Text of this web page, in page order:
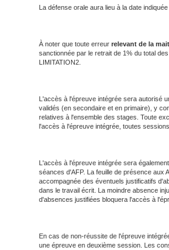
La défense orale aura lieu à la date
À noter que toute erreur relevant de la
sanctionnée par le retrait de 1% du total
LIMITATION2.
L'accès à l'épreuve intégrée sera autorisé
validés (en secondaire et en primaire), y
relatives à l'ensemble des stages. Toute
l'accès à l'épreuve intégrée, toutes
L'accès à l'épreuve intégrée sera
séances d'AFP. La feuille de présence aux
accompagnée des éventuels justificatifs
dans le travail écrit. La moindre absence
d'absences justifiées bloquera l'accès à
En cas de non-réussite de l'épreuve
une épreuve en deuxième session. Les